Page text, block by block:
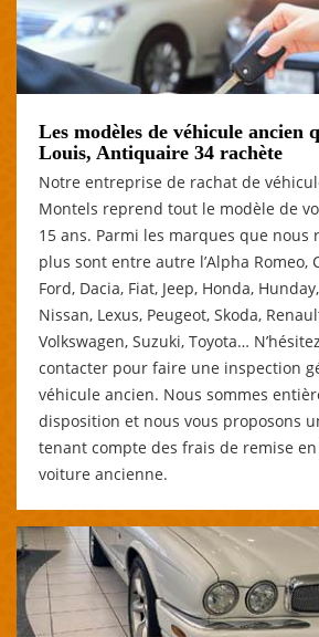
Les modèles de véhicule ancien
Louis, Antiquaire 34 rachète
Notre entreprise de rachat de
Montels reprend tout le modèle de
15 ans. Parmi les marques que nous
plus sont entre autre l’Alpha Romeo,
Ford, Dacia, Fiat, Jeep, Honda,
Nissan, Lexus, Peugeot, Skoda,
Volkswagen, Suzuki, Toyota…
contacter pour faire une inspection
véhicule ancien. Nous sommes
disposition et nous vous proposons
tenant compte des frais de remise
voiture ancienne.